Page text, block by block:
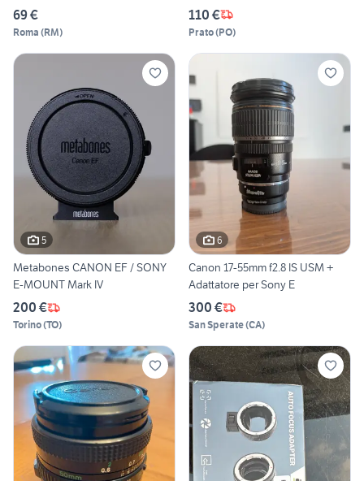
69 €
Roma (RM)
110 €
Prato(PO)
5
Metabones CANON EF / SONY
E-MOUNT Mark IV
200 €
Torino(TO)
6
Canon 17-55mm f2.8 IS USM +
Adattatore per Sony E
300 €
San Sperate(CA)